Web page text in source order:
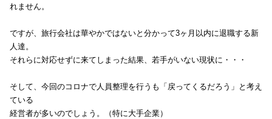
れません。
ですが、旅行会社は華やかではないと分かって3ヶ月以内に退職する新
人達。
それらに対応せずに来てしまった結果、若手がいない現状に・・・
そして、今回のコロナで人員整理を行うも「戻ってくるだろう」と考え
ている
経営者が多いのでしょう。（特に大手企業）